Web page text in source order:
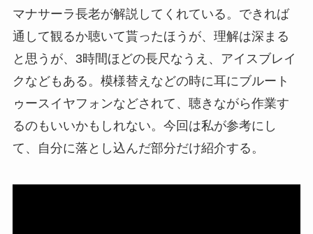
マナサーラ長老が解説してくれている。できれば
通して観るか聴いて貰ったほうが、理解は深まる
と思うが、3時間ほどの長尺なうえ、アイスブレイ
クなどもある。模様替えなどの時に耳にブルート
ゥースイヤフォンなどされて、聴きながら作業す
るのもいいかもしれない。今回は私が参考にし
て、自分に落とし込んだ部分だけ紹介する。